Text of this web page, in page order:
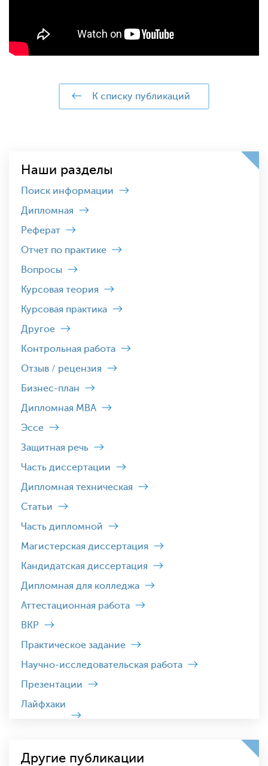
к списку публикаций
Наши разделы
Поиск информации
Дипломная
Реферат
Отчет по практике
Вопросы
Курсовая теория
Курсовая практика
Другое
Контрольная работа
Отзыв / рецензия
Бизнес-план
Дипломная MBA
Эссе
Защитная речь
Часть диссертации
Дипломная техническая
Статьи
Часть дипломной
Магистерская диссертация
Кандидатская диссертация
Дипломная для колледжа
Аттестационная работа
ВКР
Практическое задание
Научно-исследовательская работа
Презентации
Лайфхаки
Другие публикации